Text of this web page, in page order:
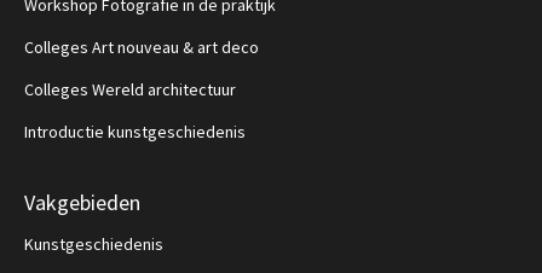
Workshop Fotografie in de praktijk
Colleges Art nouveau & art deco
Colleges Wereld architectuur
Introductie kunstgeschiedenis
Vakgebieden
Kunstgeschiedenis